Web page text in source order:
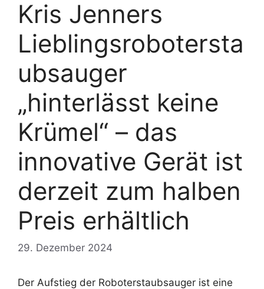
Kris Jenners
Lieblingsrobotersta
ubsauger
„hinterlässt keine
Krümel“ – das
innovative Gerät ist
derzeit zum halben
Preis erhältlich
29. Dezember 2024
Der Aufstieg der Roboterstaubsauger ist eine